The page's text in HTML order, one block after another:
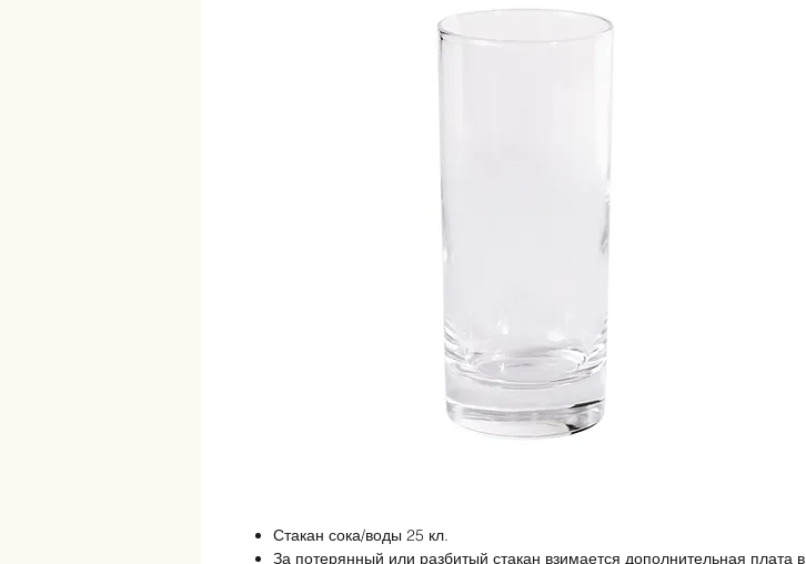
Стакан сока/воды 25 кл.
За потерянный или разбитый стакан взимается дополнительная плата в